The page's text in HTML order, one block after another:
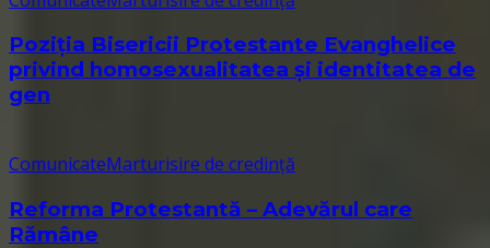
Poziția Bisericii Protestante Evanghelice
privind homosexualitatea și identitatea de
gen
ComunicateMarturisire de credință
Reforma Protestantă – Adevărul care
Rămâne